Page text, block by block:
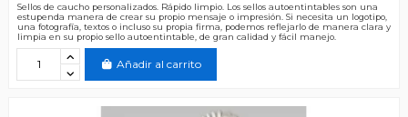
Sellos de caucho personalizados. Rápido limpio. Los sellos autoentintables son una
estupenda manera de crear su propio mensaje o impresión. Si necesita un logotipo,
una fotografía, textos o incluso su propia firma, podemos reflejarlo de manera clara y
limpia en su propio sello autoentintable, de gran calidad y fácil manejo.
Añadir al carrito